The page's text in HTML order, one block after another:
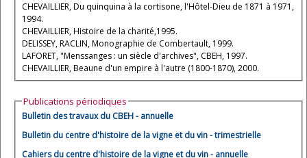
CHEVAILLIER, Du quinquina à la cortisone, l'Hôtel-Dieu de 1871 à 1971,
1994.
CHEVAILLIER, Histoire de la charité,1995.
DELISSEY, RACLIN, Monographie de Combertault, 1999.
LAFORET, "Menssanges : un siècle d'archives", CBEH, 1997.
CHEVAILLIER, Beaune d'un empire à l'autre (1800-1870), 2000.
Publications périodiques
Bulletin des travaux du CBEH - annuelle
Bulletin du centre d'histoire de la vigne et du vin - trimestrielle
Cahiers du centre d'histoire de la vigne et du vin - annuelle